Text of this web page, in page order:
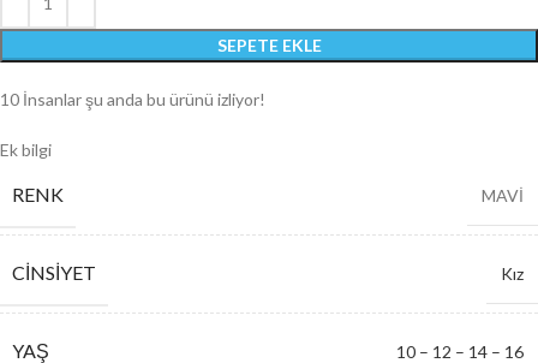
SEPETE EKLE
10 İnsanlar şu anda bu ürünü izliyor!
Ek bilgi
RENK MAVİ
CINSIYET Kız
YAŞ 10 – 12 – 14 – 16